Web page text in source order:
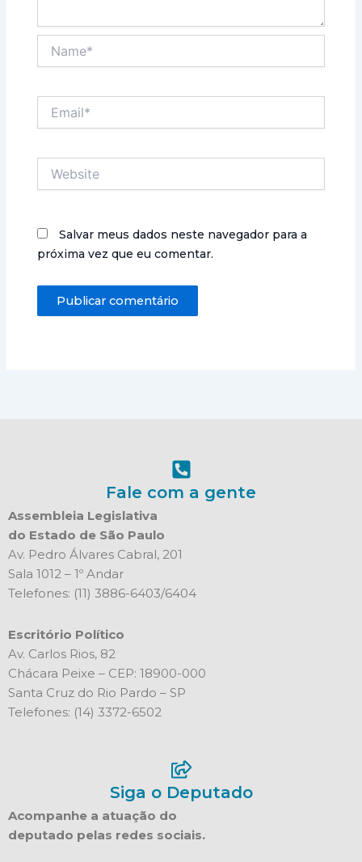
Salvar meus dados neste navegador para a
próxima vez que eu comentar.
Fale com a gente
Assembleia Legislativa
do Estado de São Paulo
Av. Pedro Álvares Cabral, 201
Sala 1012 – 1º Andar
Telefones: (11) 3886-6403/6404
Escritório Político
Av. Carlos Rios, 82
Chácara Peixe – CEP: 18900-000
Santa Cruz do Rio Pardo – SP
Telefones: (14) 3372-6502
Siga o Deputado
Acompanhe a atuação do
deputado pelas redes sociais.